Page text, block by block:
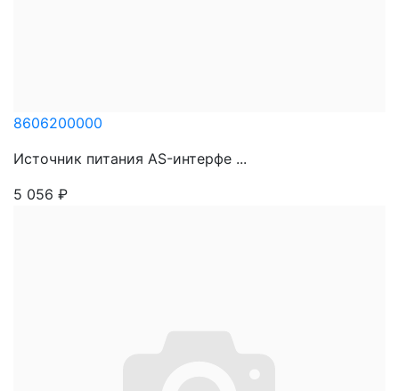
8606200000
Источник питания AS-интерфе ...
5 056 ₽